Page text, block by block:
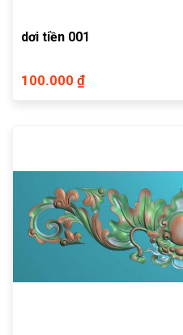
dơi tiền 001
100.000 ₫